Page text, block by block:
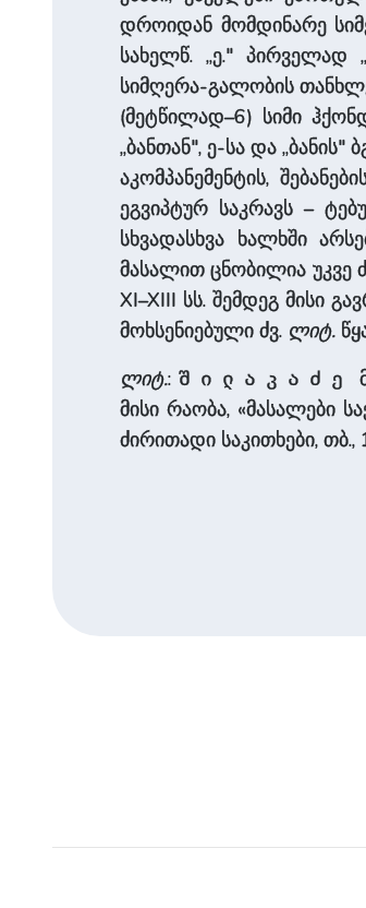
დროიდან მომდინარე
სახელწ. „ე." პირველად
სიმღერა-გალობის
(მეტწილად–6) სიმი
„ბანთან", ე-სა და
აკომპანემენტის,
ეგვიპტურ საკრავს –
სხვადასხვა ხალხში
მასალით ცნობილია უკვე
XI–XIII სს. შემდეგ მისი
მოხსენიებული ძვ. ლიტ.
ლიტ.: შილაკაძე
მისი რაობა, «მასალები
ძირითადი საკითხები, თბ.,